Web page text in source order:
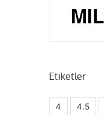
Etiketler
4 4.5